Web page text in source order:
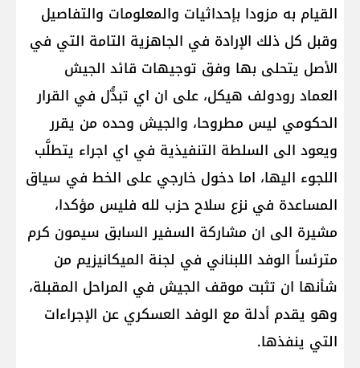
القيام به مزودا بإحداثيات والمعلومات والتفاصيل
وقبل كل ذلك الإرادة في الجاهزية التامة التي في
الأصل يتحلى بها وفق توجيهات قائد الجيش
العماد رودولف هيكل، على ان اي تبدُّل في القرار
الحكومي ليس مطروحا، والجيش وحده من يقرر
ويعود الى السلطة التنفيذية في اي اجراء يتطلَّب
اللجوء اليها، اما دخول خارجي على الخط في سياق
المساعدة في نزع سلاح حزب لله فليس مؤكدا،
مشيرة الى ان مشاركة السفير السابق سيمون كرم
مترئساً الوفد اللبناني في لجنة الميكانيزيم من
شأنها ان تثبت موقف الجيش في المراحل المقبلة،
وهو يقدم أدلة مع الوفد العسكري عن الإجراءات
التي ينفذها.